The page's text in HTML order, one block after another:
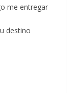
me entregar
destino